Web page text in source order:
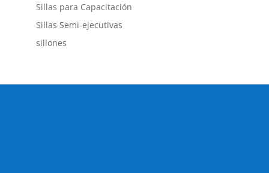
Sillas para Capacitación
Sillas Semi-ejecutivas
sillones